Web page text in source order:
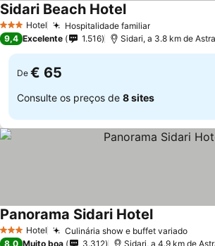
3 EstrelasHotel Hospitalidade familiarVer preços
Sidari Beach HotelVer preços
9,4 Excelente 1.516 Sidari, a 3.8 km de
De € 65
Consulte os preços de 8 sites
3 EstrelasHotel Culinária show e buffet variadoVer
Panorama Sidari HotelVer preços
8,0 Muito boa 3.312 Sidari, a 4.9 km de